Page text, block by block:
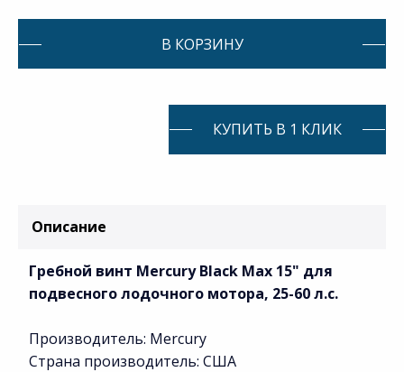
В КОРЗИНУ
КУПИТЬ В 1 КЛИК
Описание
Гребной винт Mercury Black Max 15" для
подвесного лодочного мотора, 25-60 л.с.
Производитель: Mercury
Страна производитель: США